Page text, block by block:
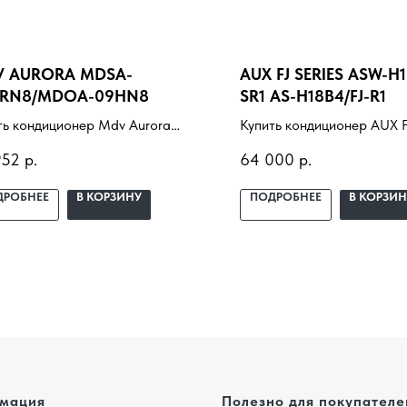
AURORA MDSA-
MDOA-09HN8
кондиционер Mdv Aurora
под ключ. Подбор под
доставка,
р.
В КОРЗИНУ
AUX FJ SERIES ASW-
SR1 AS-H18B4/FJ-R1
Купить кондиционер AUX
установкой под ключ.
помещение, доставка,
64 000 р.
ПОДРОБНЕЕ В
Полезно для